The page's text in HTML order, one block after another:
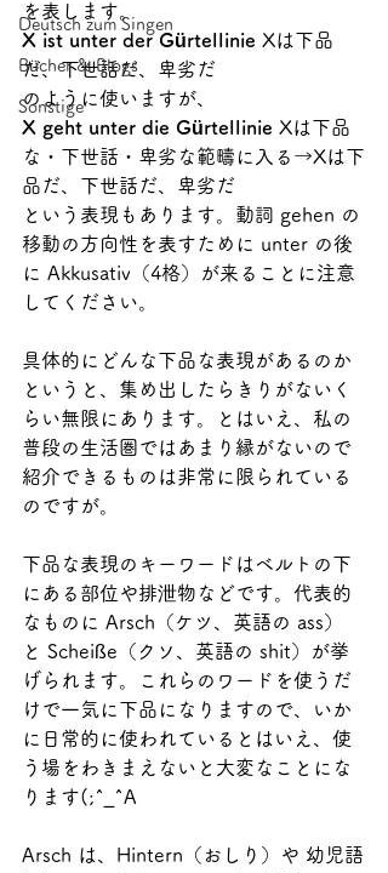
Deutsch zum Singen
Bücher & Blogs
Sonstige
を表します。
X ist unter der Gürtellinie Xは下品
だ、下世話だ、卑劣だ
のように使いますが、
X geht unter die Gürtellinie Xは下品
な・下世話・卑劣な範疇に入る→Xは下
品だ、下世話だ、卑劣だ
という表現もあります。動詞 gehen の
移動の方向性を表すために unter の後
に Akkusativ（4格）が来ることに注意
してください。
具体的にどんな下品な表現があるのか
というと、集め出したらきりがないく
らい無限にあります。とはいえ、私の
普段の生活圏ではあまり縁がないので
紹介できるものは非常に限られている
のですが。
下品な表現のキーワードはベルトの下
にある部位や排泄物などです。代表的
なものに Arsch（ケツ、英語の ass）
と Scheiße（クソ、英語の shit）が挙
げられます。これらのワードを使うだ
けで一気に下品になりますので、いか
に日常的に使われているとはいえ、使
う場をわきまえないと大変なことにな
ります(;^_^A
Arsch は、Hintern（おしり）や 幼児語